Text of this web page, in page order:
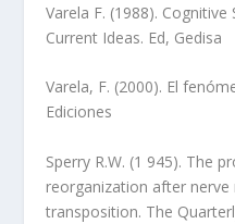
Varela F. (1988).
Current Ideas. Ed,
Varela, F. (2000). El
Ediciones
Sperry R.W. (1 945). The
reorganization after
transposition. The